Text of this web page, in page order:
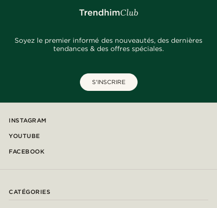
Soyez le premier informé des nouveautés, des dernières
tendances & des offres spéciales.
S'INSCRIRE
INSTAGRAM
YOUTUBE
FACEBOOK
CATÉGORIES